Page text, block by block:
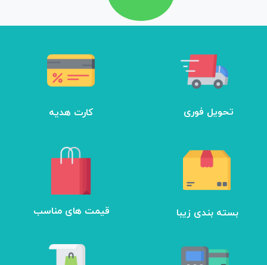
تحویل فوری کارت هدیه
​قیمت های مناسب بسته بندی زیبا